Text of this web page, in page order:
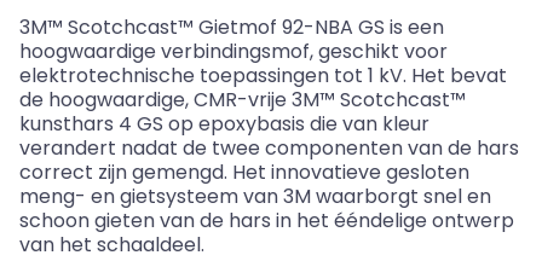
3M™ Scotchcast™ Gietmof 92-NBA GS is een
hoogwaardige verbindingsmof, geschikt voor
elektrotechnische toepassingen tot 1 kV. Het bevat
de hoogwaardige, CMR-vrije 3M™ Scotchcast™
kunsthars 4 GS op epoxybasis die van kleur
verandert nadat de twee componenten van de hars
correct zijn gemengd. Het innovatieve gesloten
meng- en gietsysteem van 3M waarborgt snel en
schoon gieten van de hars in het ééndelige ontwerp
van het schaaldeel.